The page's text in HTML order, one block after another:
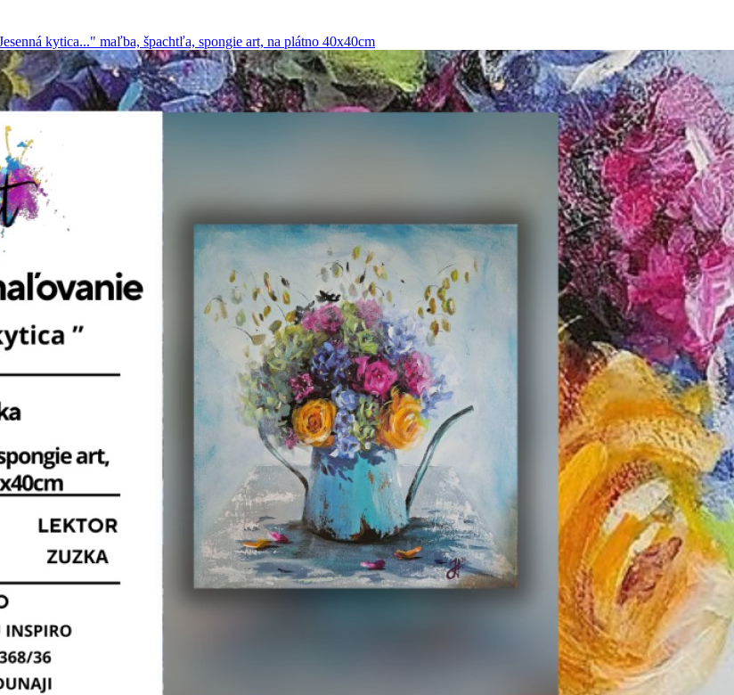
kytica..." maľba, špachtľa, spongie art, na plátno 40x40cm